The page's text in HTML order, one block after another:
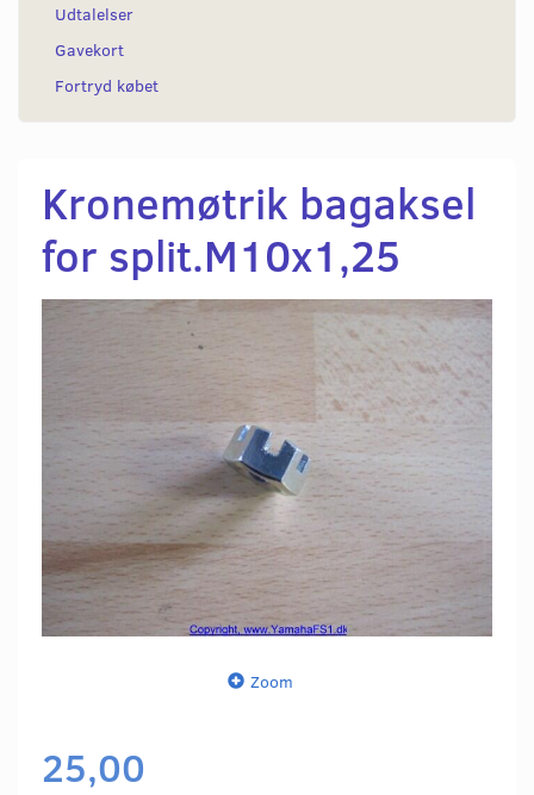
Udtalelser
Gavekort
Fortryd købet
Kronemøtrik bagaksel
for split.M10x1,25
Zoom
25,00